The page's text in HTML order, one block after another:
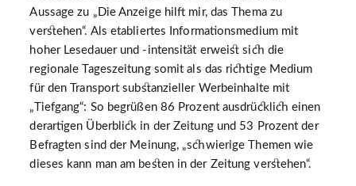
Aussage zu „Die Anzeige hilft mir, das Thema zu
verstehen“. Als etabliertes Informationsmedium mit
hoher Lesedauer und -intensität erweist sich die
regionale Tageszeitung somit als das richtige Medium
für den Transport substanzieller Werbeinhalte mit
„Tiefgang“: So begrüßen 86 Prozent ausdrücklich einen
derartigen Überblick in der Zeitung und 53 Prozent der
Befragten sind der Meinung, „schwierige Themen wie
dieses kann man am besten in der Zeitung verstehen“.